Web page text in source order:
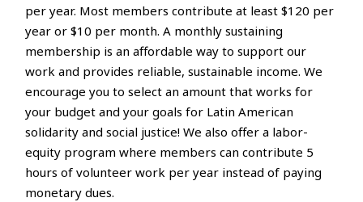
per year. Most members contribute at least $120 per
year or $10 per month. A monthly sustaining
membership is an affordable way to support our
work and provides reliable, sustainable income. We
encourage you to select an amount that works for
your budget and your goals for Latin American
solidarity and social justice! We also offer a labor-
equity program where members can contribute 5
hours of volunteer work per year instead of paying
monetary dues.